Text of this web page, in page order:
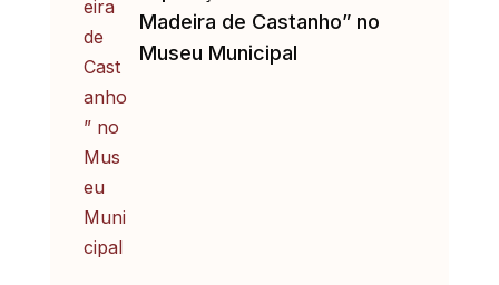
Madeira de Castanho” no
Museu Municipal